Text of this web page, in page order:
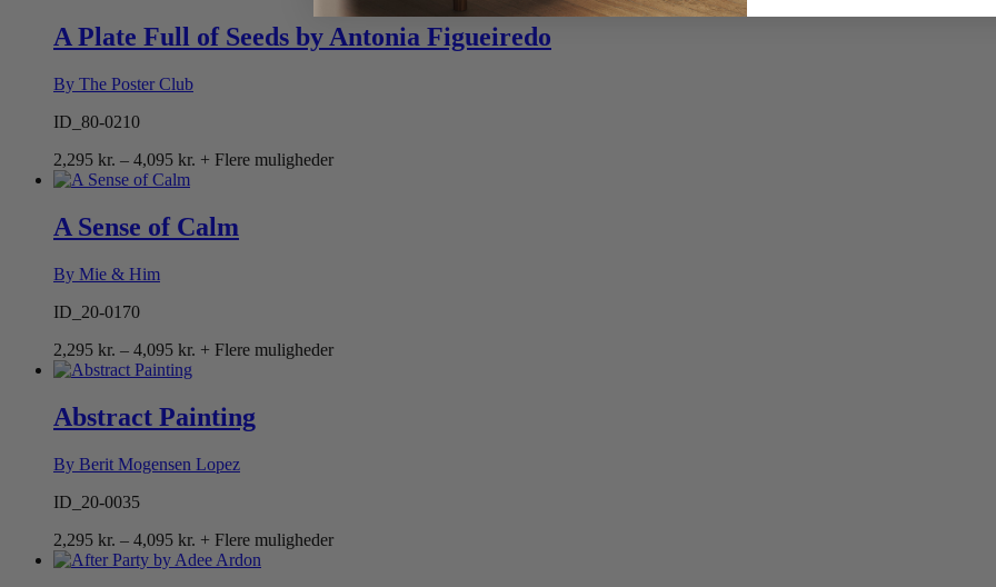
4,095 kr.
A Plate Full of Seeds by Antonia Figueiredo
By The Poster Club
ID_80-0210
2,295 kr. – 4,095 kr. Prisinterval:
4,095 kr.
+ Flere muligheder
A Sense of Calm
By Mie & Him
ID_20-0170
2,295 kr. – 4,095 kr. Prisinterval:
4,095 kr.
+ Flere muligheder
Abstract Painting
By Berit Mogensen Lopez
ID_20-0035
2,295 kr. – 4,095 kr. Prisinterval:
2,295 kr.
+ Flere muligheder